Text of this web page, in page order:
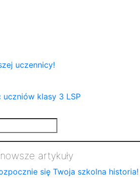
uczennicy!
klasy 3 LSP
artykuły
się Twoja szkolna historia!